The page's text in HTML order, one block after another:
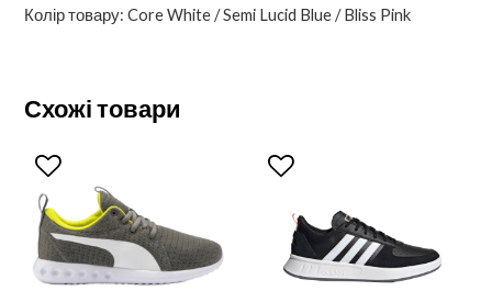
Колір товару: Core White / Semi Lucid Blue / Bliss Pink
Схожі товари